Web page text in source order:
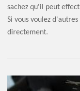
sachez qu'il peut
Si vous voulez
directement.